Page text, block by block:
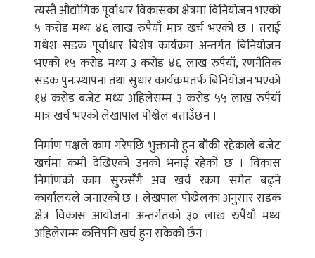
त्यस्तै औद्योगिक पूर्वाधार विकासका क्षेत्रमा विनियोजन भएको
५ करोड मध्य ४६ लाख रुपैयाँ मात्र खर्च भएको छ । तराई
मधेश सडक पूर्वाधार बिशेष कार्यक्रम अन्तर्गत बिनियोजन
भएको १५ करोड मध्य ३ करोड ४६ लाख रुपैयाँ, रणनैतिक
सडक पुनःस्थापना तथा सुधार कार्यक्रमतर्फ बिनियोजन भएको
१४ करोड बजेट मध्य अहिलेसम्म ३ करोड ५५ लाख रुपैयाँ
मात्र खर्च भएको लेखापाल पोख्रेल बताउँछन ।
निर्माण पक्षले काम गरेपछि भुक्तानी हुन बाँकी रहेकाले बजेट
खर्चमा कमी देखिएको उनको भनाई रहेको छ । विकास
निर्माणको काम सुरुसँगै अव खर्च रकम समेत बढ्ने
कार्यालयले जनाएको छ । लेखपाल पोख्रेलका अनुसार सडक
क्षेत्र विकास आयोजना अन्तर्गतको ३० लाख रुपैयाँ मध्य
अहिलेसम्म कत्तिपनि खर्च हुन सकेको छैन ।